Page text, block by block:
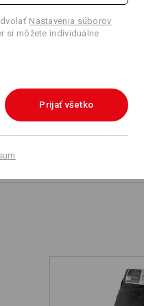
Nastavenia súborov
si môžete individuálne
Prijať všetko